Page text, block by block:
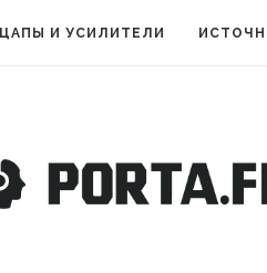
ЦАПЫ И УСИЛИТЕЛИ